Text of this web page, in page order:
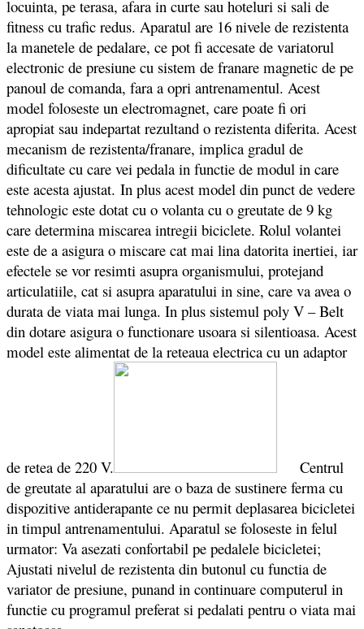
locuinta, pe terasa, afara in curte sau hoteluri si sali de
fitness cu trafic redus. Aparatul are 16 nivele de rezistenta
la manetele de pedalare, ce pot fi accesate de variatorul
electronic de presiune cu sistem de franare magnetic de pe
panoul de comanda, fara a opri antrenamentul. Acest
model foloseste un electromagnet, care poate fi ori
apropiat sau indepartat rezultand o rezistenta diferita. Acest
mecanism de rezistenta/franare, implica gradul de
dificultate cu care vei pedala in functie de modul in care
este acesta ajustat. In plus acest model din punct de vedere
tehnologic este dotat cu o volanta cu o greutate de 9 kg
care determina miscarea intregii biciclete. Rolul volantei
este de a asigura o miscare cat mai lina datorita inertiei, iar
efectele se vor resimti asupra organismului, protejand
articulatiile, cat si asupra aparatului in sine, care va avea o
durata de viata mai lunga. In plus sistemul poly V – Belt
din dotare asigura o functionare usoara si silentioasa. Acest
model este alimentat de la reteaua electrica cu un adaptor
de retea de 220 V.
Centrul
de greutate al aparatului are o baza de sustinere ferma cu
dispozitive antiderapante ce nu permit deplasarea bicicletei
in timpul antrenamentului. Aparatul se foloseste in felul
urmator: Va asezati confortabil pe pedalele bicicletei;
Ajustati nivelul de rezistenta din butonul cu functia de
variator de presiune, punand in continuare computerul in
functie cu programul preferat si pedalati pentru o viata mai